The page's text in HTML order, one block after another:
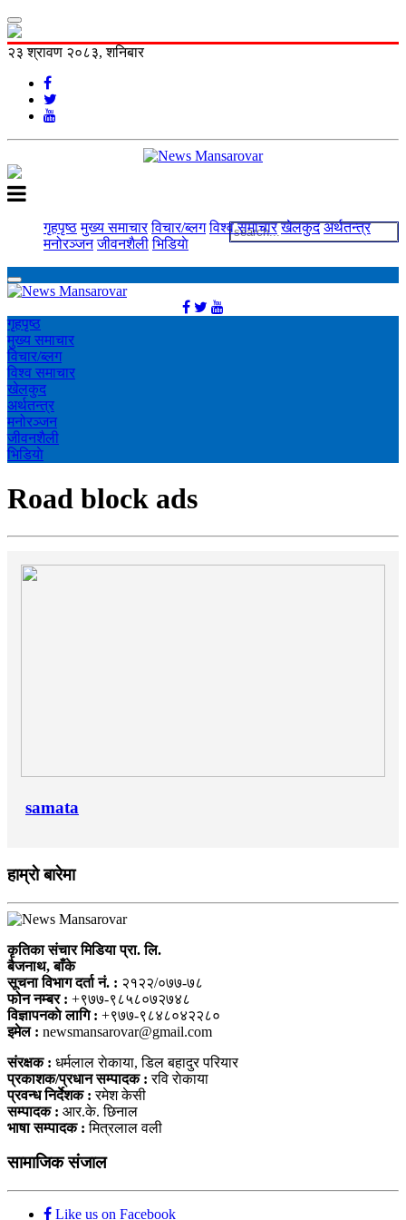
२३ श्रावण २०८३, शनिबार
गृहपृष्ठ मुख्य समाचार विचार/ब्लग विश्व समाचार खेलकुद अर्थतन्त्र
मनोरञ्‍जन जीवनशैली भिडियाे
गृहपृष्ठ
मुख्य समाचार
विचार/ब्लग
विश्व समाचार
खेलकुद
अर्थतन्त्र
मनोरञ्‍जन
जीवनशैली
भिडियाे
Road block ads
samata
हाम्राे बारेमा
कृतिका संचार मिडिया प्रा. लि.
बैजनाथ, बाँके
सूचना विभाग दर्ता नं. : २१२२/०७७-७८
फोन नम्बर : +९७७-९८५८०७२७४८
विज्ञापनकाे लागि : +९७७-९८४८०४२२८०
इमेल : newsmansarovar@gmail.com
संरक्षक : धर्मलाल राेकाया, डिल बहादुर परियार
प्रकाशक/प्रधान सम्पादक : रवि राेकाया
प्रवन्ध निर्देशक : रमेश केसी
सम्पादक : आर.के. छिनाल
भाषा सम्पादक : मित्रलाल वली
सामाजिक संजाल
Like us on Facebook